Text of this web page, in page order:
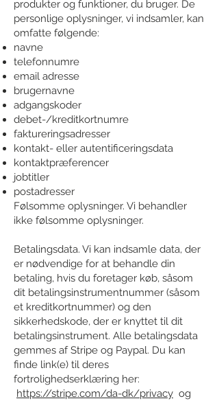
produkter og funktioner, du bruger. De
personlige oplysninger, vi indsamler, kan
omfatte følgende:
navne
telefonnumre
email adresse
brugernavne
adgangskoder
debet-/kreditkortnumre
faktureringsadresser
kontakt- eller autentificeringsdata
kontaktpræferencer
jobtitler
postadresser
Følsomme oplysninger. Vi behandler
ikke følsomme oplysninger.
Betalingsdata. Vi kan indsamle data, der
er nødvendige for at behandle din
betaling, hvis du foretager køb, såsom
dit betalingsinstrumentnummer (såsom
et kreditkortnummer) og den
sikkerhedskode, der er knyttet til dit
betalingsinstrument. Alle betalingsdata
gemmes af Stripe og Paypal. Du kan
finde link(e) til deres
fortrolighedserklæring her:
https://stripe.com/da-dk/privacy og